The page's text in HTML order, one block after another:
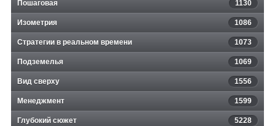
Пошаговая 1130
Изометрия 1086
Стратегии в реальном времени 1073
Подземелья 1069
Вид сверху 1556
Менеджмент 1599
Глубокий сюжет 5228